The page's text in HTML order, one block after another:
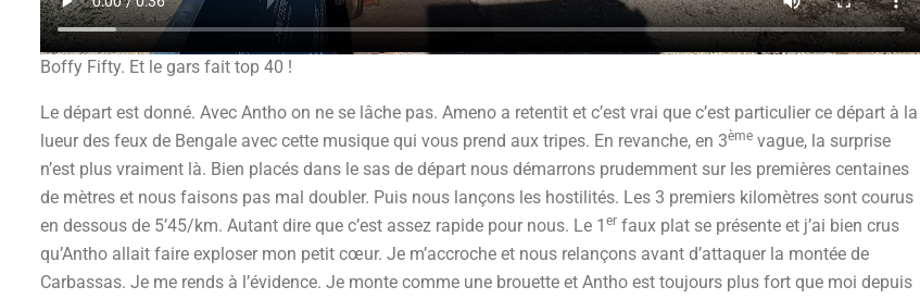
Boffy Fifty. Et le gars fait top 40 !
Le départ est donné. Avec Antho on ne se lâche pas. Ameno a retentit et c’est vrai que c’est particulier ce départ à la
lueur des feux de Bengale avec cette musique qui vous prend aux tripes. En revanche, en 3ème vague, la surprise
n’est plus vraiment là. Bien placés dans le sas de départ nous démarrons prudemment sur les premières centaines
de mètres et nous faisons pas mal doubler. Puis nous lançons les hostilités. Les 3 premiers kilomètres sont courus
en dessous de 5’45/km. Autant dire que c’est assez rapide pour nous. Le 1 er faux plat se présente et j’ai bien crus
qu’Antho allait faire exploser mon petit cœur. Je m’accroche et nous relançons avant d’attaquer la montée de
Carbassas. Je me rends à l’évidence. Je monte comme une brouette et Antho est toujours plus fort que moi depuis